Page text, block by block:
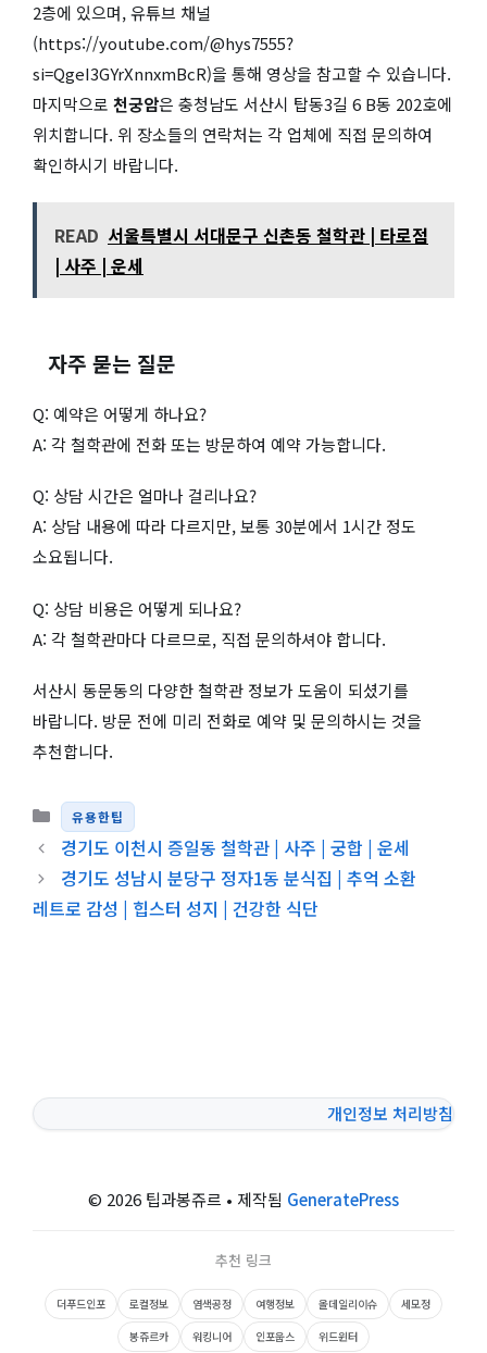
2층에 있으며, 유튜브 채널
(https://youtube.com/@hys7555?
si=QgeI3GYrXnnxmBcR)을 통해 영상을 참고할 수 있습니다.
마지막으로 천궁암은 충청남도 서산시 탑동3길 6 B동 202호에
위치합니다. 위 장소들의 연락처는 각 업체에 직접 문의하여
확인하시기 바랍니다.
READ 서울특별시 서대문구 신촌동 철학관 | 타로점
| 사주 | 운세
자주 묻는 질문
Q: 예약은 어떻게 하나요?
A: 각 철학관에 전화 또는 방문하여 예약 가능합니다.
Q: 상담 시간은 얼마나 걸리나요?
A: 상담 내용에 따라 다르지만, 보통 30분에서 1시간 정도
소요됩니다.
Q: 상담 비용은 어떻게 되나요?
A: 각 철학관마다 다르므로, 직접 문의하셔야 합니다.
서산시 동문동의 다양한 철학관 정보가 도움이 되셨기를
바랍니다. 방문 전에 미리 전화로 예약 및 문의하시는 것을
추천합니다.
카테고리
유용한팁
경기도 이천시 증일동 철학관 | 사주 | 궁합 | 운세
경기도 성남시 분당구 정자1동 분식집 | 추억 소환
레트로 감성 | 힙스터 성지 | 건강한 식단
개인정보 처리방침
© 2026 팁과봉쥬르 • 제작됨 GeneratePress
추천 링크
더푸드인포 로컬정보 염색공정 여행정보 올데일리이슈
세모정
봉쥬르카
워킹니어 인포웁스 위드윈터